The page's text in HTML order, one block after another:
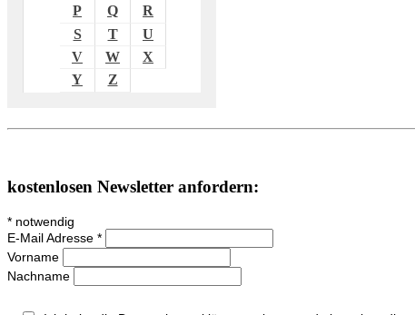
P
Q
R
S
T
U
V
W
X
Y
Z
kostenlosen Newsletter anfordern:
* notwendig
E-Mail Adresse *
Vorname
Nachname